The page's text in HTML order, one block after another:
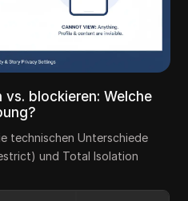
vs. blockieren: Welche
technischen Unterschiede
und Total Isolation